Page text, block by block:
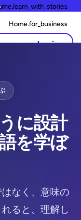
Home.for_business
に設計
を学ぼ
なく、意味の
ると、理解し